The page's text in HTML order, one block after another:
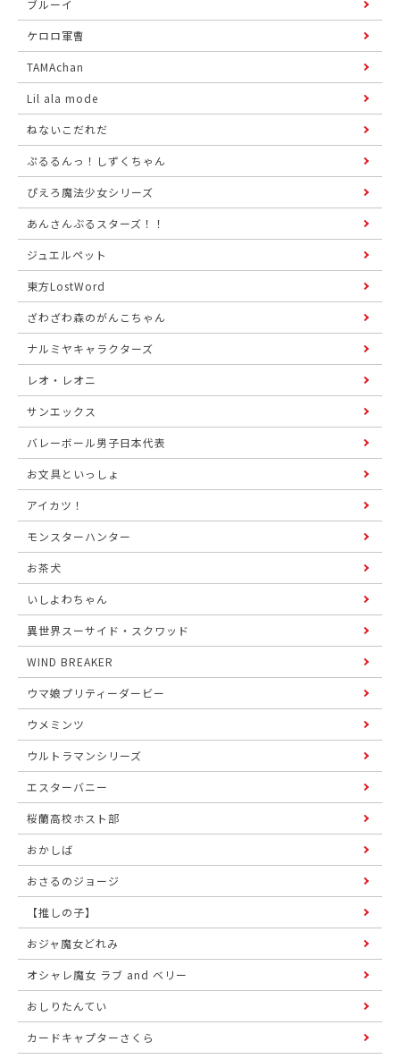
ブルーイ
ケロロ軍曹
TAMAchan
Lil ala mode
ねないこだれだ
ぷるるんっ！しずくちゃん
ぴえろ魔法少女シリーズ
あんさんぶるスターズ！！
ジュエルペット
東方LostWord
ざわざわ森のがんこちゃん
ナルミヤキャラクターズ
レオ・レオニ
サンエックス
バレーボール男子日本代表
お文具といっしょ
アイカツ！
モンスターハンター
お茶犬
いしよわちゃん
異世界スーサイド・スクワッド
WIND BREAKER
ウマ娘プリティーダービー
ウメミンツ
ウルトラマンシリーズ
エスターバニー
桜蘭高校ホスト部
おかしば
おさるのジョージ
【推しの子】
おジャ魔女どれみ
オシャレ魔女 ラブ and ベリー
おしりたんてい
カードキャプターさくら